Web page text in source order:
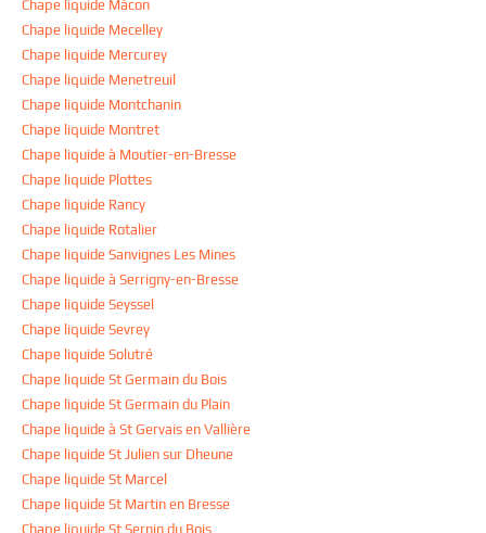
Chape liquide Mâcon
Chape liquide Mecelley
Chape liquide Mercurey
Chape liquide Menetreuil
Chape liquide Montchanin
Chape liquide Montret
Chape liquide à Moutier-en-Bresse
Chape liquide Plottes
Chape liquide Rancy
Chape liquide Rotalier
Chape liquide Sanvignes Les Mines
Chape liquide à Serrigny-en-Bresse
Chape liquide Seyssel
Chape liquide Sevrey
Chape liquide Solutré
Chape liquide St Germain du Bois
Chape liquide St Germain du Plain
Chape liquide à St Gervais en Vallière
Chape liquide St Julien sur Dheune
Chape liquide St Marcel
Chape liquide St Martin en Bresse
Chape liquide St Sernin du Bois